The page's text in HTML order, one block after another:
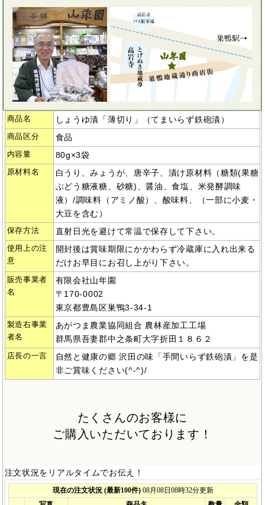
商品名 しょうゆ漬「薄切り」（てまいらず鉄砲漬）
商品区分 食品
内容量 80g×3袋
原材料名
白うり、みょうが、唐辛子、漬け原材料（糖類(果糖
ぶどう糖液糖、砂糖)、醤油、食塩、米発酵調味
液）/調味料（アミノ酸）、酸味料、（一部に小麦・
大豆を含む）
保存方法 直射日光を避けて常温で保存して下さい。
使用上の注
意
開封後は賞味期限にかかわらず冷蔵庫に入れ出来る
だけお早目にお召し上がり下さい。
販売事業者
名
有限会社山年園
〒170-0002
東京都豊島区巣鴨3-34-1
製造右事業
者名
あがつま農業協同組合 農林産加工工場
群馬県吾妻郡中之条町大字折田１８６２
店長の一言
自然と健康の郷 沢田の味「手間いらず鉄砲漬」を是
非ご賞味ください(^-^)/
たくさんのお客様に
ご購入いただいております！
注文状況をリアルタイムでお伝え！